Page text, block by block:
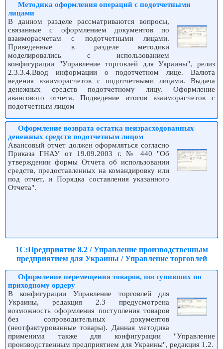
Методика оформления операций с подотчетными
лицами
В данном разделе рассматриваются вопросы,
связанные с оформлением документов по
взаиморасчетам с подотчетными лицами.
Приведенные в разделе методики
моделировались с использованием
конфигурации "Управление торговлей для Украины", релиз
2.3.3.4.Ввод информации о подотчетном лице. Валюта
ведения взаиморасчетов с подотчетными лицами. Выдача
денежных средств подотчетному лицу. Оформление
авансового отчета. Подведение итогов взаиморасчетов с
подотчетным лицом
Оформление возврата остатка неизрасходованных
денежных средств подотчетным лицом
Авансовый отчет должен оформляться согласно
Приказа ГНАУ от 19.09.2003 г. № 440 "Об
утверждении формы Отчета об использовании
средств, предоставленных на командировку или
под отчет, и Порядка составления указанного
Отчета".
1С:Предприятие 8.2 / Управление производственным
предприятием для Украины / Управление торговлей
Оформление перемещения товаров, поступивших по
приходному ордеру
В конфигурации Управление торговлей для
Украины, редакция 2.3 предусмотрена
возможность оформления поступления товаров
без сопроводительных документов
(неотфактурованные товары). Данная методика
применима также для конфигурации "Управление
производственным предприятием для Украины", редакция 1.2.